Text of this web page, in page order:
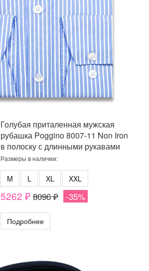
Голубая приталенная мужская
рубашка Poggino 8007-11 Non Iron
в полоску с длинными рукавами
Размеры в наличии:
M L XL XXL
5262 ₽ 8096 ₽ -35%
Подробнее